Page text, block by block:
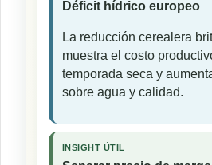
Déficit hídrico europeo
La reducción cerealera
muestra el costo
temporada seca y
sobre agua y calidad.
INSIGHT ÚTIL